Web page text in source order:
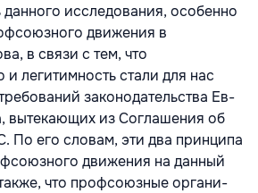
дан­ного исследования, особенно
движения в
в связи с тем, что
и легитимность стали для нас
законодательства Ев­
вытекающих из Согла­шения об
По его сло­вам, эти два принципа
движения на данный
что профсоюзные органи­